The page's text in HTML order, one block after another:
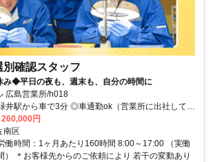
別確認スタッフ
◆平日の夜も、週末も、自分の時間に
広島営業所/h018
井駅から車で3分 ◎車通勤ok（営業所に出社して、
動します）
円
南区
働時間：1ヶ月あたり160時間 8:00～17:00 （実働
） ＊お客様先からのご依頼により 若干の変動あり